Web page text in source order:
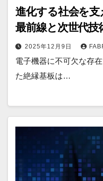
進化する社会を
最前線と次世代技
2025年12月9日
電子機器に不可欠な存
た絶縁基板は…